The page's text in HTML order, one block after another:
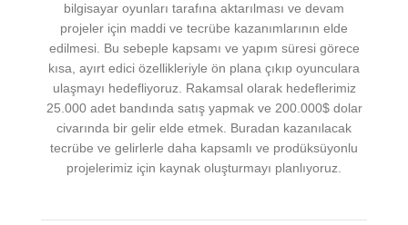
bilgisayar oyunları tarafına aktarılması ve devam
projeler için maddi ve tecrübe kazanımlarının elde
edilmesi. Bu sebeple kapsamı ve yapım süresi görece
kısa, ayırt edici özellikleriyle ön plana çıkıp oyunculara
ulaşmayı hedefliyoruz. Rakamsal olarak hedeflerimiz
25.000 adet bandında satış yapmak ve 200.000$ dolar
civarında bir gelir elde etmek. Buradan kazanılacak
tecrübe ve gelirlerle daha kapsamlı ve prodüksüyonlu
projelerimiz için kaynak oluşturmayı planlıyoruz.